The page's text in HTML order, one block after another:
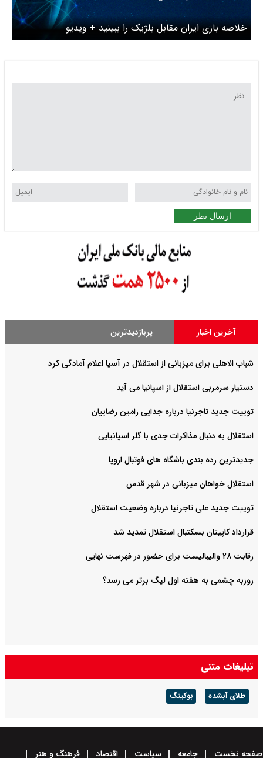
خلاصه بازی ایران مقابل بلژیک را ببینید + ویدیو
ارسال نظر
آخرین اخبار پربازدیدترین
شباب الاهلی برای میزبانی از استقلال در آسیا اعلام آمادگی کرد
دستیار سرمربی استقلال از اسپانیا می آید
توییت جدید تاجرنیا درباره جدایی رامین رضاییان
استقلال به دنبال مذاکرات جدی با گلر اسپانیایی
جدیدترین رده بندی باشگاه های فوتبال اروپا
استقلال خواهان میزبانی در شهر قدس
توییت جدید علی تاجرنیا درباره وضعیت استقلال
قرارداد کاپیتان بسکتبال استقلال تمدید شد
رقابت ۲۸ والیبالیست برای حضور در فهرست نهایی
روزبه چشمی به هفته اول لیگ برتر می رسد؟
تبلیغات متنی
طلای آبشده بوکینگ
صفحه نخست جامعه سیاست اقتصاد فرهنگ و هنر